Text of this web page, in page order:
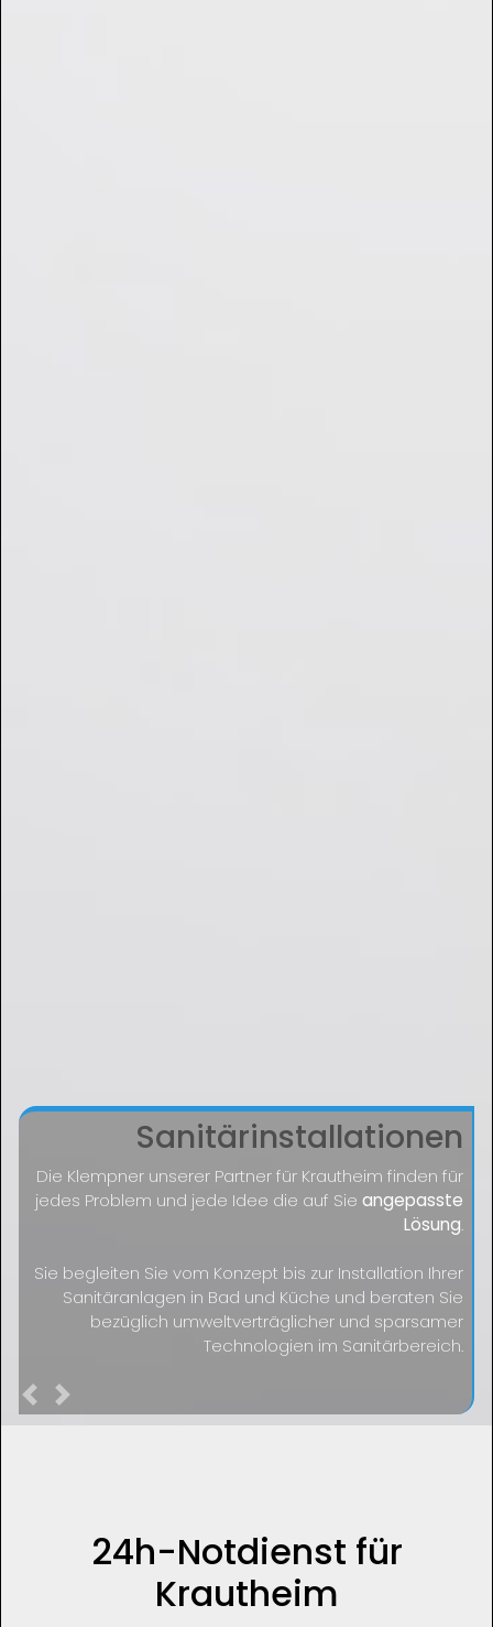
Sanitärinstallationen
Die Klempner unserer Partner für Krautheim finden für
jedes Problem und jede Idee die auf Sieangepasste
Lösung.
Sie begleiten Sie vom Konzept bis zur Installation Ihrer
Sanitäranlagen in Bad und Küche und beraten Sie
bezüglich umweltverträglicher und sparsamer
Technologien im Sanitärbereich.
Previous
24h-Notdienst für
Krautheim